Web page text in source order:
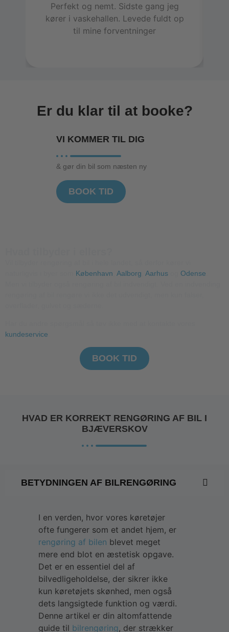
Perfekt og nemt. Sidste gang jeg
kører i vaskehallen. Levede fuldt op
til mine forventninger
Er du klar til at booke?
VI KOMMER TIL DIG
& gør din bil som næsten ny
BOOK TID
København Aalborg Aarhus Odense
kundeservice
BOOK TID
HVAD ER KORREKT RENGØRING AF BIL I
BJÆVERSKOV
BETYDNINGEN AF BILRENGØRING
I en verden, hvor vores køretøjer
ofte fungerer som et andet hjem, er
rengøring af bilen blevet meget
mere end blot en æstetisk opgave.
Det er en essentiel del af
bilvedligeholdelse, der sikrer ikke
kun køretøjets skønhed, men også
dets langsigtede funktion og værdi.
Denne artikel er din altomfattende
guide til bilrengøring, der strækker